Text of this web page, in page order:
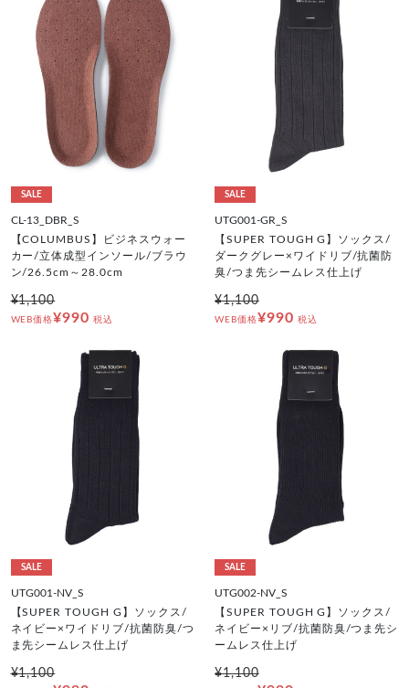
SALE
CL-13_DBR_S
【COLUMBUS】ビジネスウォー
カー/立体成型インソール/ブラウ
ン/26.5cm～28.0cm
¥1,100
WEB価格¥990 税込
SALE
UTG001-GR_S
【SUPER TOUGH G】ソックス/
ダークグレー×ワイドリブ/抗菌防
臭/つま先シームレス仕上げ
¥1,100
WEB価格¥990 税込
SALE
UTG001-NV_S
【SUPER TOUGH G】ソックス/
ネイビー×ワイドリブ/抗菌防臭/つ
ま先シームレス仕上げ
¥1,100
SALE
UTG002-NV_S
【SUPER TOUGH G】ソックス/
ネイビー×リブ/抗菌防臭/つま先シ
ームレス仕上げ
¥1,100